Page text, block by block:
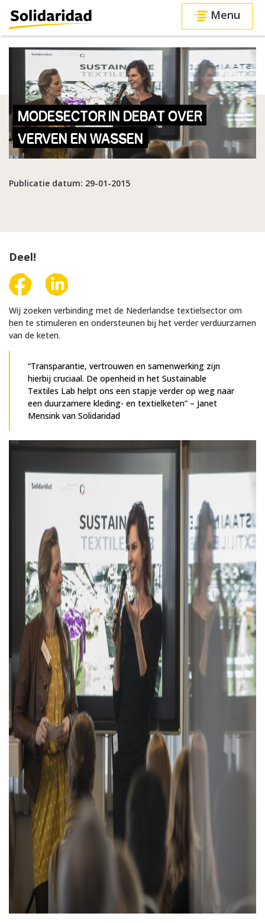
Menu
MODESECTOR IN DEBAT OVER
VERVEN EN WASSEN
Publicatie datum: 29-01-2015
Deel!
Wij zoeken verbinding met de Nederlandse textielsector om
hen te stimuleren en ondersteunen bij het verder verduurzamen
van de keten.
“Transparantie, vertrouwen en samenwerking zijn
hierbij cruciaal. De openheid in het Sustainable
Textiles Lab helpt ons een stapje verder op weg naar
een duurzamere kleding- en textielketen” – Janet
Mensink van Solidaridad